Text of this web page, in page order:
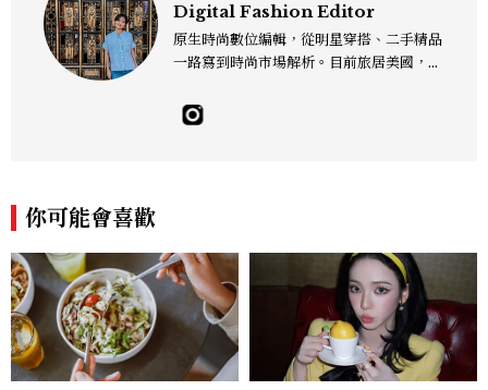
Digital Fashion Editor
原生時尚數位編輯，從明星穿搭、二手精品
一路寫到時尚市場解析。目前旅居美國，同
sslee9471@gmail.com
你可能會喜歡